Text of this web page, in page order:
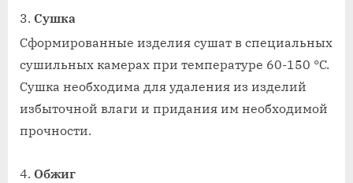
Сушка
Сформированные изделия сушат в специальных
сушильных камерах при температуре 60-150 °C.
Сушка необходима для удаления из изделий
избыточной влаги и придания им необходимой
прочности.
Обжиг